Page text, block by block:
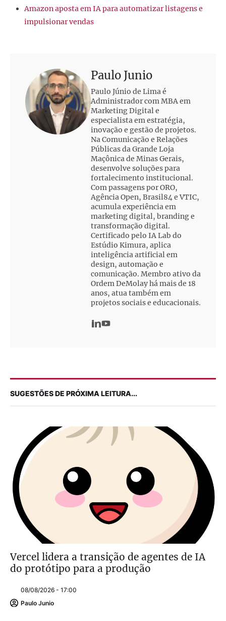
Amazon aposta em IA para automatizar listagens e
impulsionar vendas
Paulo Junio
Paulo Júnio de Lima é
Administrador com MBA em
Marketing Digital e
especialista em estratégia,
inovação e gestão de projetos.
Na Comunicação e Relações
Públicas da Grande Loja
Maçônica de Minas Gerais,
desenvolve soluções para
fortalecimento institucional.
Com passagens por ORO,
Agência Open, Brasil84 e VTIC,
acumula experiência em
marketing digital, branding e
transformação digital.
Certificado pelo IA Lab do
Estúdio Kimura, aplica
inteligência artificial em
design, automação e
comunicação. Membro ativo da
Ordem DeMolay há mais de 18
anos, atua também em
projetos sociais e educacionais.
SUGESTÕES DE PRÓXIMA LEITURA...
Vercel lidera a transição de agentes de IA
do protótipo para a produção
08/08/2026 - 17:00
Paulo Junio